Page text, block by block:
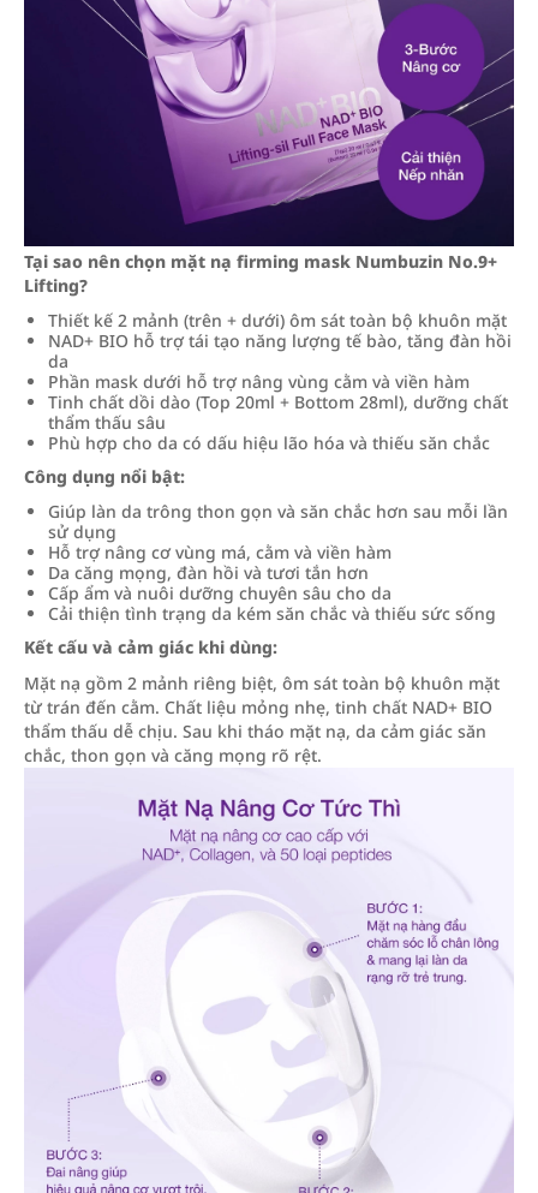
Tại sao nên chọn mặt nạ firming mask Numbuzin No.9+
Lifting?
Thiết kế 2 mảnh (trên + dưới) ôm sát toàn bộ khuôn mặt
NAD+ BIO hỗ trợ tái tạo năng lượng tế bào, tăng đàn hồi
da
Phần mask dưới hỗ trợ nâng vùng cằm và viền hàm
Tinh chất dồi dào (Top 20ml + Bottom 28ml), dưỡng chất
thẩm thấu sâu
Phù hợp cho da có dấu hiệu lão hóa và thiếu săn chắc
Công dụng nổi bật:
Giúp làn da trông thon gọn và săn chắc hơn sau mỗi lần
sử dụng
Hỗ trợ nâng cơ vùng má, cằm và viền hàm
Da căng mọng, đàn hồi và tươi tắn hơn
Cấp ẩm và nuôi dưỡng chuyên sâu cho da
Cải thiện tình trạng da kém săn chắc và thiếu sức sống
Kết cấu và cảm giác khi dùng:
Mặt nạ gồm 2 mảnh riêng biệt, ôm sát toàn bộ khuôn mặt
từ trán đến cằm. Chất liệu mỏng nhẹ, tinh chất NAD+ BIO
thẩm thấu dễ chịu. Sau khi tháo mặt nạ, da cảm giác săn
chắc, thon gọn và căng mọng rõ rệt.